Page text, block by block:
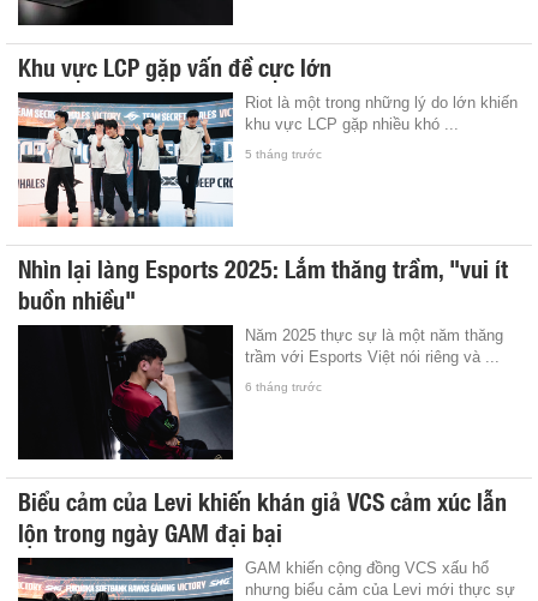
Khu vực LCP gặp vấn đề cực lớn
Riot là một trong những lý do lớn khiến
khu vực LCP gặp nhiều khó ...
5 tháng trước
Nhìn lại làng Esports 2025: Lắm thăng trầm, "vui ít
buồn nhiều"
Năm 2025 thực sự là một năm thăng
trầm với Esports Việt nói riêng và ...
6 tháng trước
Biểu cảm của Levi khiến khán giả VCS cảm xúc lẫn
lộn trong ngày GAM đại bại
GAM khiến cộng đồng VCS xấu hổ
nhưng biểu cảm của Levi mới thực sự